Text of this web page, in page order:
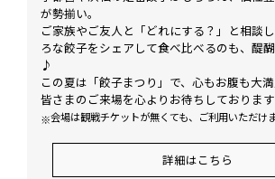
が勢揃い。
ご家族やご友人と「どれにする？」と相談
ろな餃子をシェアして食べ比べるのも、醍
♪
この夏は「餃子まつり」で、心もお腹も大満
皆さまのご来場を心よりお待ちしております
会場は観戦チケットが無くても、ご利用いただけま
詳細はこちら